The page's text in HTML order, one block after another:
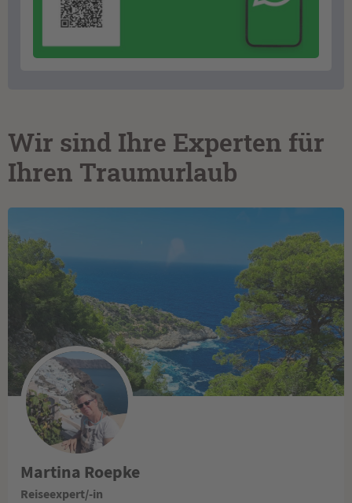
Wir sind Ihre Experten für
Ihren Traumurlaub
Martina Roepke
Reiseexpert/-in